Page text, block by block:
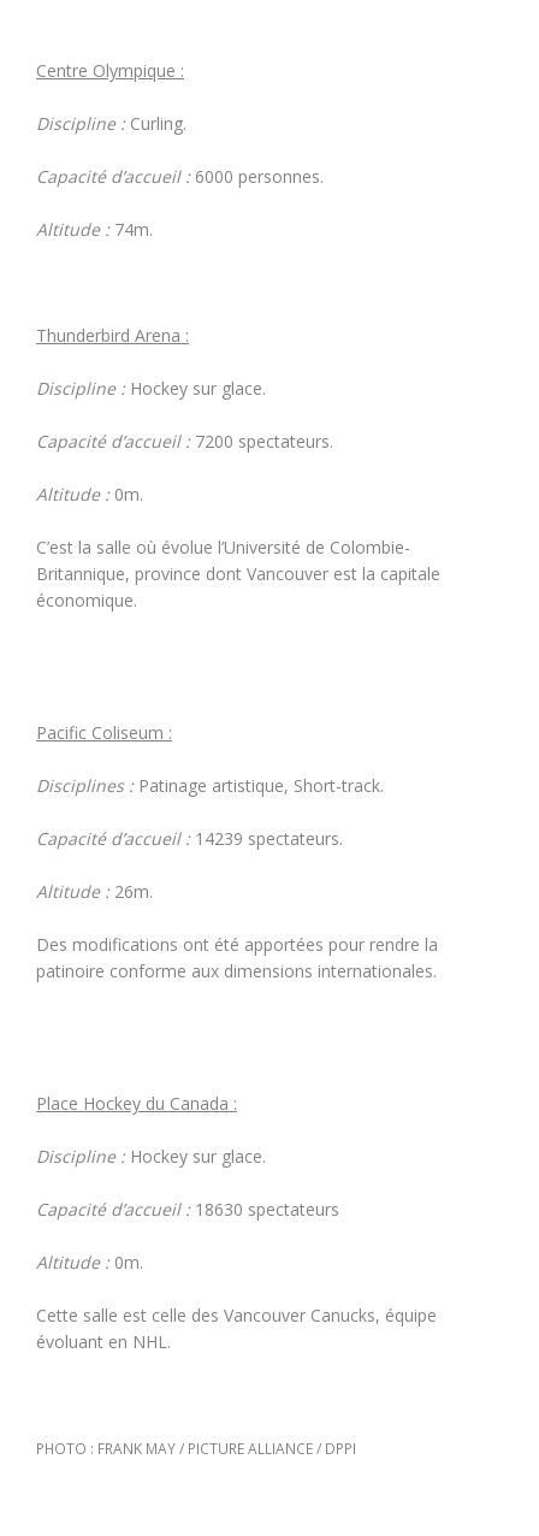
Centre Olympique :
Discipline : Curling.
Capacité d’accueil : 6000 personnes.
Altitude : 74m.
Thunderbird Arena :
Discipline : Hockey sur glace.
Capacité d’accueil : 7200 spectateurs.
Altitude : 0m.
C’est la salle où évolue l’Université de Colombie-
Britannique, province dont Vancouver est la capitale
économique.
Pacific Coliseum :
Disciplines : Patinage artistique, Short-track.
Capacité d’accueil : 14239 spectateurs.
Altitude : 26m.
Des modifications ont été apportées pour rendre la
patinoire conforme aux dimensions internationales.
Place Hockey du Canada :
Discipline : Hockey sur glace.
Capacité d’accueil : 18630 spectateurs
Altitude : 0m.
Cette salle est celle des Vancouver Canucks, équipe
évoluant en NHL.
PHOTO : FRANK MAY / PICTURE ALLIANCE / DPPI